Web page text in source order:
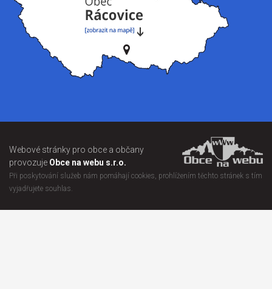
Webové stránky pro obce a občany
provozuje Obce na webu s.r.o.
Při poskytování služeb nám pomáhají cookies, prohlížením těchto stránek s tím
vyjadřujete souhlas.